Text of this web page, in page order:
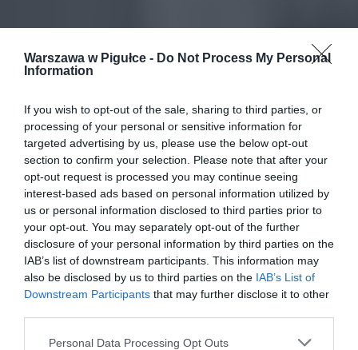
Warszawa w Pigułce - Do Not Process My Personal
Information
If you wish to opt-out of the sale, sharing to third parties, or
processing of your personal or sensitive information for
targeted advertising by us, please use the below opt-out
section to confirm your selection. Please note that after your
opt-out request is processed you may continue seeing
interest-based ads based on personal information utilized by
us or personal information disclosed to third parties prior to
your opt-out. You may separately opt-out of the further
disclosure of your personal information by third parties on the
IAB’s list of downstream participants. This information may
also be disclosed by us to third parties on the IAB’s List of
Downstream Participants that may further disclose it to other
Personal Data Processing Opt Outs